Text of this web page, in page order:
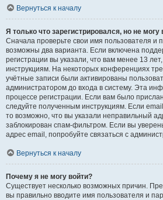
Вернуться к началу
Я только что зарегистрировался, но не могу
Сначала проверьте свои имя пользователя и
возможны два варианта. Если включена
регистрации вы указали, что вам менее 13
инструкциям. На некоторых конференциях
учётные записи были активированы
администратором до входа в систему. Эта
процессе регистрации. Если вам было
следуйте полученным инструкциям. Если
то возможно, что вы указали неправильный
заблокирован спам-фильтром. Если вы
адрес email, попробуйте связаться с
Вернуться к началу
Почему я не могу войти?
Существует несколько возможных причин.
вы правильно вводите имя пользователя и